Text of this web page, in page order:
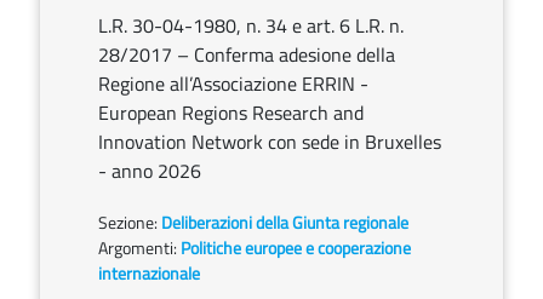
L.R. 30-04-1980, n. 34 e art. 6 L.R. n.
28/2017 – Conferma adesione della
Regione all’Associazione ERRIN -
European Regions Research and
Innovation Network con sede in Bruxelles
- anno 2026
Sezione: Deliberazioni della Giunta regionale
Argomenti: Politiche europee e cooperazione
internazionale